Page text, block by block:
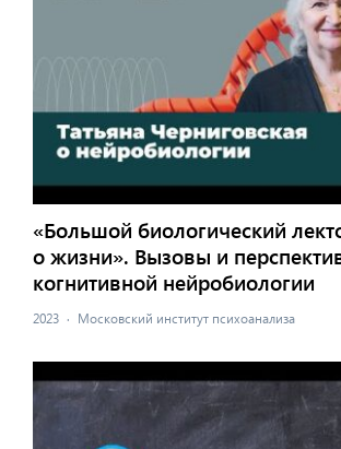
«Большой биологический
о жизни». Вызовы и
когнитивной нейробиологии
2023 · Московский институт психоанализа